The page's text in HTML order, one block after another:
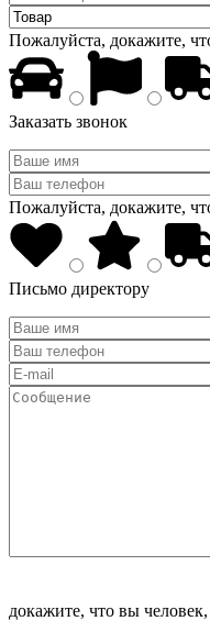
Пожалуйста, докажите,
Заказать звонок
Пожалуйста, докажите,
Письмо директору
докажите, что вы